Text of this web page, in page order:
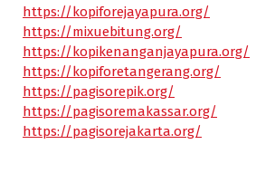
https://kopiforejayapura.org/
https://mixuebitung.org/
https://kopikenanganjayapura.org/
https://kopiforetangerang.org/
https://pagisorepik.org/
https://pagisoremakassar.org/
https://pagisorejakarta.org/